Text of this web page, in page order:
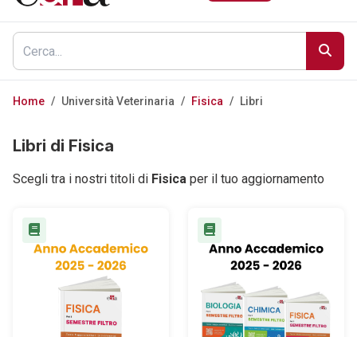
Home / Università Veterinaria / Fisica / Libri
Libri di Fisica
Scegli tra i nostri titoli di Fisica per il tuo aggiornamento